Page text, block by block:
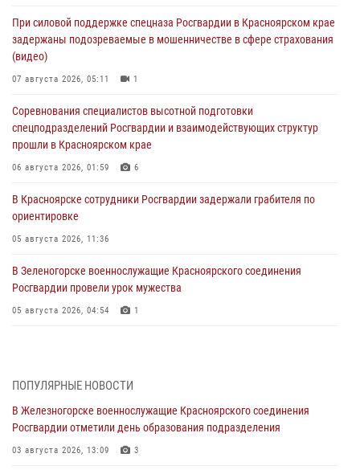
При силовой поддержке спецназа Росгвардии в Красноярском крае
задержаны подозреваемые в мошенничестве в сфере страхования
(видео)
07 августа 2026, 05:11 1
Соревнования специалистов высотной подготовки
спецподразделений Росгвардии и взаимодействующих структур
прошли в Красноярском крае
06 августа 2026, 01:59 6
В Красноярске сотрудники Росгвардии задержали грабителя по
ориентировке
05 августа 2026, 11:36
В Зеленогорске военнослужащие Красноярского соединения
Росгвардии провели урок мужества
05 августа 2026, 04:54 1
05 августа 2026, 04:52 1
В Красноярске сотрудники вневедомственной охраны Росгвардии
задержали подозреваемого в серии краж из гипермаркета
04 августа 2026, 09:57
ПОПУЛЯРНЫЕ НОВОСТИ
В Железногорске военнослужащие Красноярского соединения
Росгвардии отметили день образования подразделения
03 августа 2026, 13:09 3